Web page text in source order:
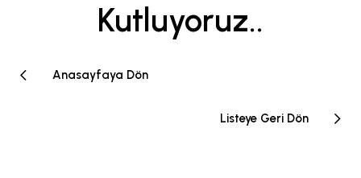
Kutluyoruz..
Anasayfaya Dön
Listeye Geri Dön